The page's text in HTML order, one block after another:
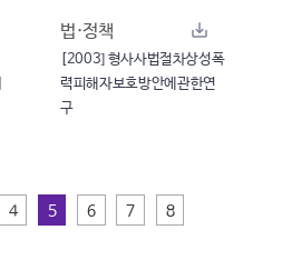
법·정책
[2003] 형사사법절차상성폭
력피해자보호방안에관한연
구
4 5 6 7 8